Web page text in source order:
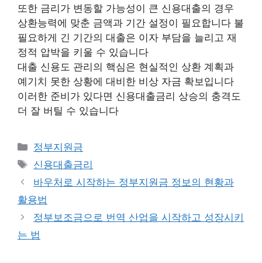
또한 금리가 변동할 가능성이 큰 신용대출의 경우
상환능력에 맞춘 금액과 기간 설정이 필요합니다 불
필요하게 긴 기간의 대출은 이자 부담을 늘리고 재
정적 압박을 키울 수 있습니다
대출 신용도 관리의 핵심은 현실적인 상환 계획과
예기치 못한 상황에 대비한 비상 자금 확보입니다
이러한 준비가 있다면 신용대출금리 상승의 충격도
더 잘 버틸 수 있습니다
카
테
리
정부지원금
태
그
신용대출금리
바우처로 시작하는 정부지원금 정보의 현황과
활용법
정부보조금으로 번역 산업을 시작하고 성장시키
는 법